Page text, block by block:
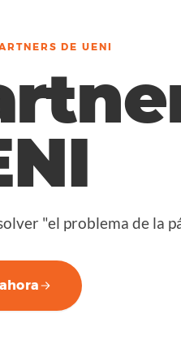
DE UENI
"el problema de la